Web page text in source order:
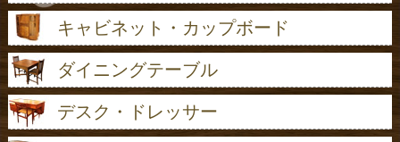
キャビネット・カップボード
ダイニングテーブル
デスク・ドレッサー